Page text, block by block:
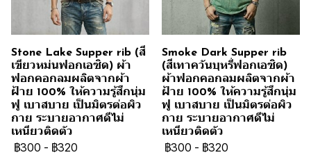
Stone Lake Supper rib (สี
เขียวหม่นฟอกเอซิด) ผ้า
ฟอกคอกลมผลิตจากผ้า
ฝ้าย 100% ให้ความรู้สึกนุ่ม
ฟู เบาสบาย เป็นมิตรต่อผิว
กาย ระบายอากาศดีไม่
เหนียวติดตัว
฿300 - ฿320
Smoke Dark Supper rib
(สีเทาควันบุหรี่ฟอกเอซิด)
ผ้าฟอกคอกลมผลิตจากผ้า
ฝ้าย 100% ให้ความรู้สึกนุ่ม
ฟู เบาสบาย เป็นมิตรต่อผิว
กาย ระบายอากาศดีไม่
เหนียวติดตัว
฿300 - ฿320